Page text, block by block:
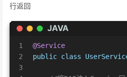
行返回
JAVA
1
2
3
@Service
public class